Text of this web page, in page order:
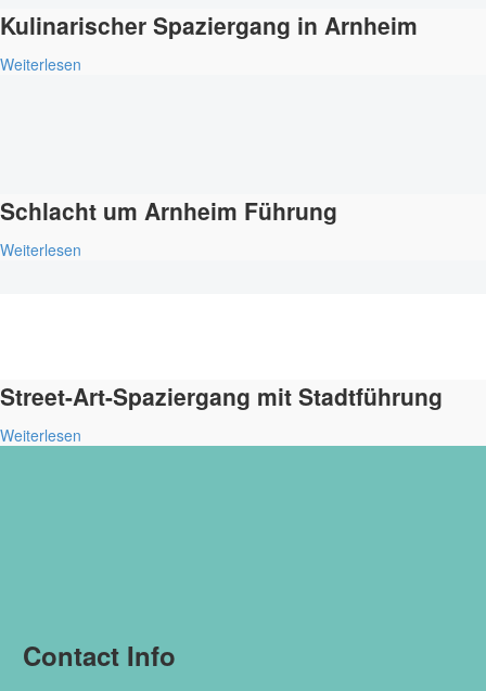
Kulinarischer Spaziergang in Arnheim
Weiterlesen
Schlacht um Arnheim Führung
Weiterlesen
Street-Art-Spaziergang mit Stadtführung
Weiterlesen
Contact Info